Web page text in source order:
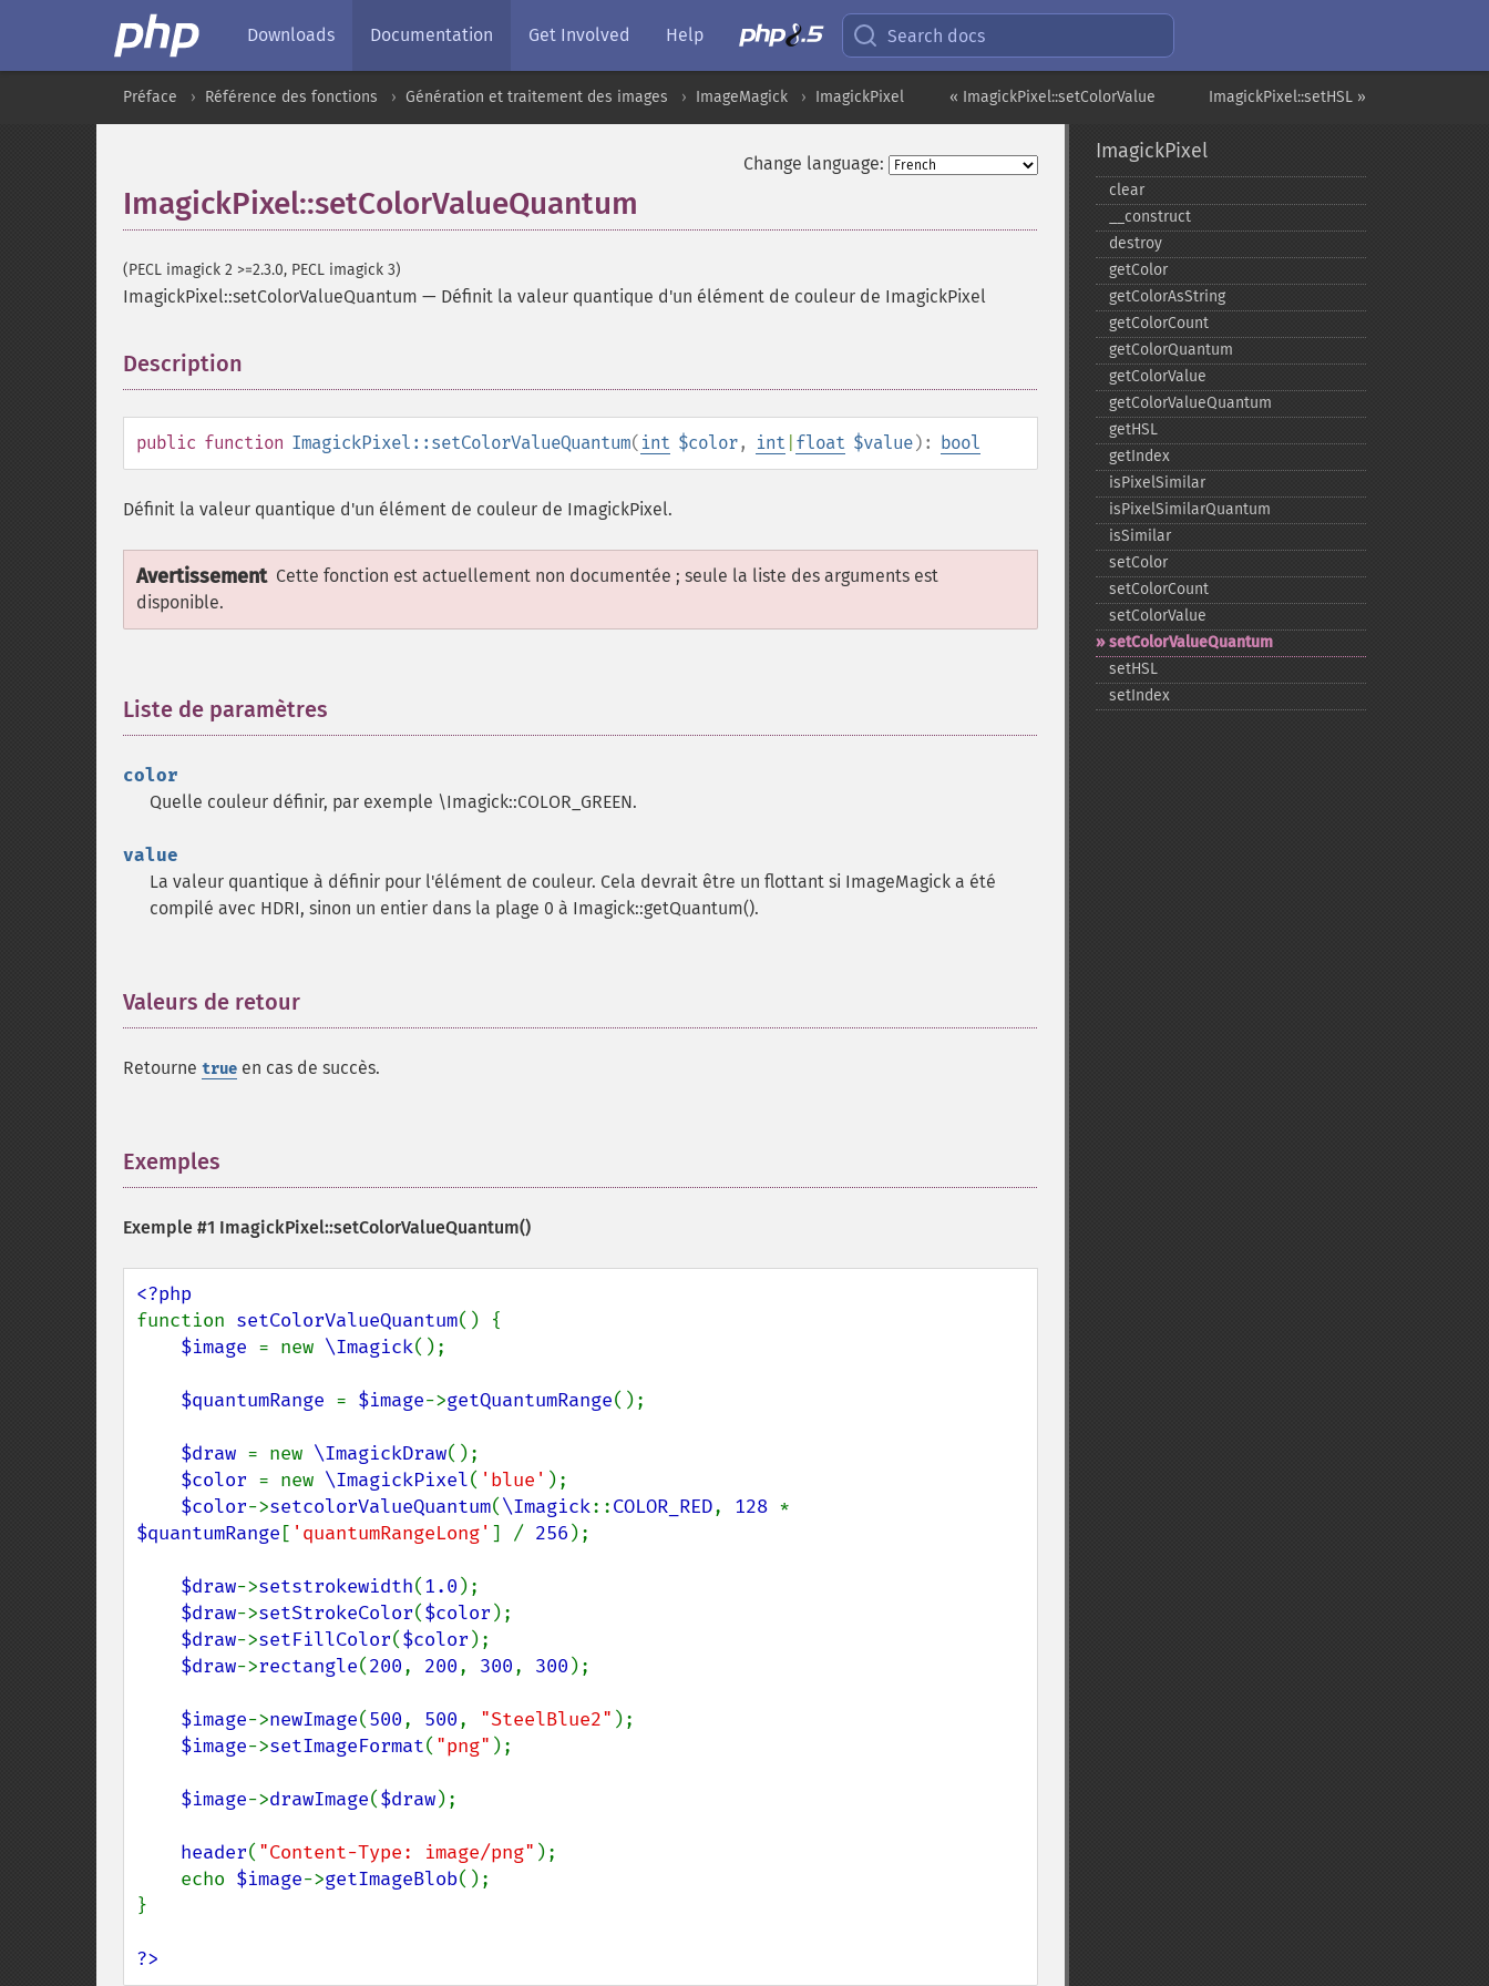
Downloads Documentation Get Involved Help Search docs
ImagickPixel::setHSL »
« ImagickPixel::setColorValue
Préface Référence des fonctions Génération et traitement des images ImageMagick ImagickPixel
Change language:
ImagickPixel::setColorValueQuantum
(PECL imagick 2 >=2.3.0, PECL imagick 3)
ImagickPixel::setColorValueQuantum — Définit la valeur quantique d'un élément de couleur de ImagickPixel
Description
public function ImagickPixel::setColorValueQuantum( int $color, int float $value): bool
Définit la valeur quantique d'un élément de couleur de ImagickPixel.
Avertissement Cette fonction est actuellement non documentée ; seule la liste des arguments est
disponible.
Liste de paramètres
color
Quelle couleur définir, par exemple \Imagick::COLOR_GREEN.
value
La valeur quantique à définir pour l'élément de couleur. Cela devrait être un flottant si ImageMagick a été
compilé avec HDRI, sinon un entier dans la plage 0 à Imagick::getQuantum().
Valeurs de retour
Retourne true en cas de succès.
Exemples
Exemple #1 ImagickPixel::setColorValueQuantum()
function setColorValueQuantum() {
$image = new \Imagick();
$quantumRange = $image->getQuantumRange();
$draw = new \ImagickDraw();
$color = new \ImagickPixel( 'blue' );
$color->setcolorValueQuantum(\Imagick::COLOR_RED, 128
$quantumRange [ 'quantumRangeLong' ] / 256 );
$draw->setstrokewidth(1.0 );
$draw->setStrokeColor($color );
$draw->setFillColor($color );
$draw->rectangle(200, 200, 300, 300 );
$image->newImage(500, 500, "SteelBlue2" );
$image->setImageFormat( "png" );
$image->drawImage($draw);
header( "Content-Type: image/png" );
    echo
$image->getImageBlob();
}
?>
ImagickPixel
clear
_​_​construct
destroy
getColor
getColorAsString
getColorCount
getColorQuantum
getColorValue
getColorValueQuantum
getHSL
getIndex
isPixelSimilar
isPixelSimilarQuantum
isSimilar
setColor
setColorCount
setColorValue
setColorValueQuantum
setHSL
setIndex